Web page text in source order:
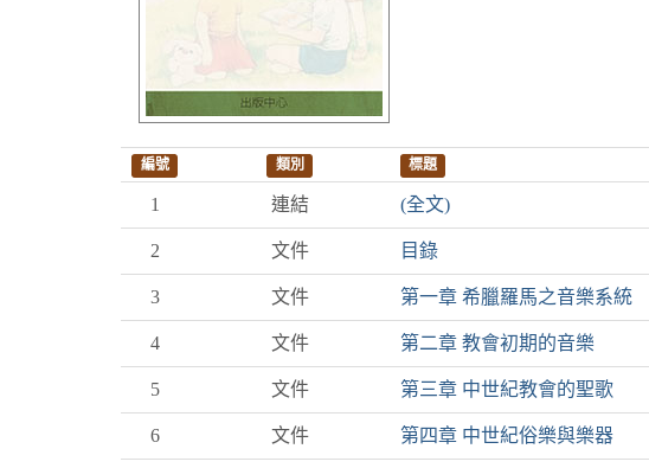
編號 類別 標題
1 連結 (全文)
2 文件 目錄
3 文件 第一章 希臘羅馬之音樂系統
4 文件 第二章 教會初期的音樂
5 文件 第三章 中世紀教會的聖歌
6 文件 第四章 中世紀俗樂與樂器